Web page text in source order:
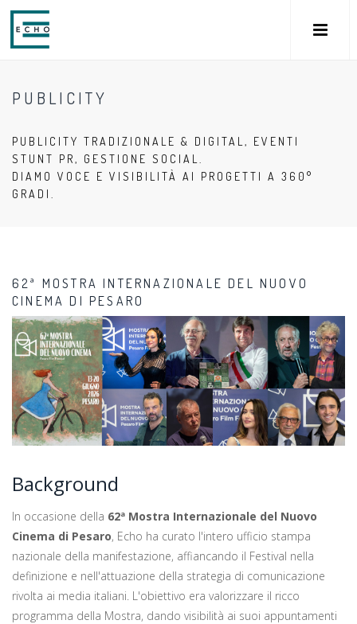
PUBLICITY
PUBLICITY TRADIZIONALE & DIGITAL, EVENTI
STUNT PR, GESTIONE SOCIAL.
DIAMO VOCE E VISIBILITÀ AI PROGETTI A 360°
GRADI.
62ª MOSTRA INTERNAZIONALE DEL NUOVO
CINEMA DI PESARO
Background
In occasione della 62ª Mostra Internazionale del Nuovo
Cinema di Pesaro, Echo ha curato l'intero ufficio stampa
nazionale della manifestazione, affiancando il Festival nella
definizione e nell'attuazione della strategia di comunicazione
rivolta ai media italiani. L'obiettivo era valorizzare il ricco
programma della Mostra, dando visibilità ai suoi appuntamenti